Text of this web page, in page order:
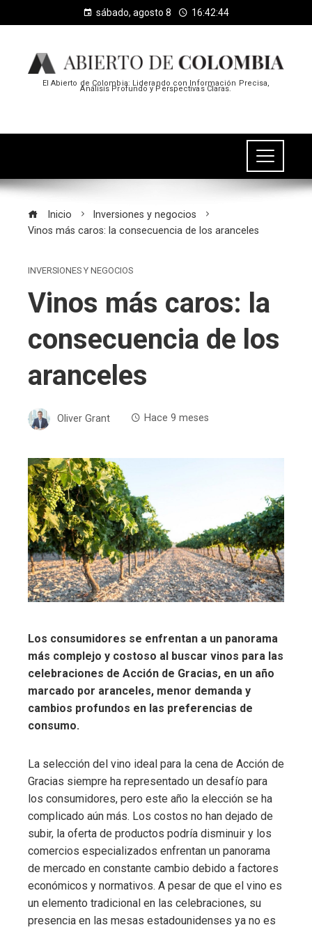
sábado, agosto 8 16:42:45
El Abierto de Colombia: Liderando con Información Precisa,
Análisis Profundo y Perspectivas Claras.
Inicio
Inversiones y negocios
Vinos más caros: la consecuencia de los aranceles
INVERSIONES Y NEGOCIOS
Vinos más caros: la
consecuencia de los
aranceles
Oliver Grant Hace 9 meses
Los consumidores se enfrentan a un panorama
más complejo y costoso al buscar vinos para las
celebraciones de Acción de Gracias, en un año
marcado por aranceles, menor demanda y
cambios profundos en las preferencias de
consumo.
La selección del vino ideal para la cena de Acción de
Gracias siempre ha representado un desafío para
los consumidores, pero este año la elección se ha
complicado aún más. Los costos no han dejado de
subir, la oferta de productos podría disminuir y los
comercios especializados enfrentan un panorama
de mercado en constante cambio debido a factores
económicos y normativos. A pesar de que el vino es
un elemento tradicional en las celebraciones, su
presencia en las mesas estadounidenses ya no es